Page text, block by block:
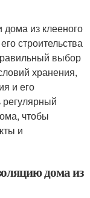
дома из клееного
строительства
выбор
хранения,
и его
чтобы
и
дома из